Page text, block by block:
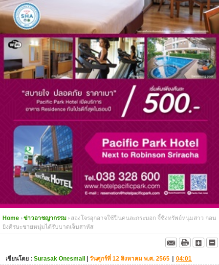
Home ข่าวอาชญากรรม
สองโจรอุกอาจใช้ปืนคนละกระบอก จี้ชิงทรัพย์หนุ่มสาว ก่อน
ยิงศีรษะชายหนุ่มได้รับบาดเจ็บสาหัส
เขียนโดย : Surasak Onesmall | วันศุกร์ที่ 12 สิงหาคม พ.ศ. 2565 | 04:01